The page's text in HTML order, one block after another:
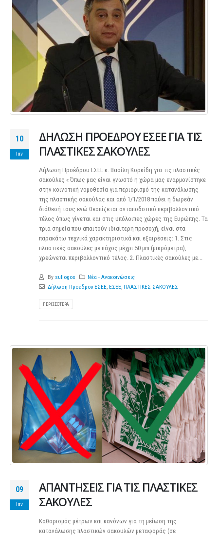
10
Ιαν
ΔΗΛΩΣΗ ΠΡΟΕΔΡΟΥ ΕΣΕΕ ΓΙΑ ΤΙΣ
ΠΛΑΣΤΙΚΕΣ ΣΑΚΟΥΛΕΣ
Δήλωση Προέδρου ΕΣΕΕ κ. Βασίλη Κορκίδη για τις πλαστικές
σακούλες « Όπως μας είναι γνωστό η χώρα μας εναρμονίστηκε
στην κοινοτική νομοθεσία για περιορισμό της κατανάλωσης
της πλαστικής σακούλας και από 1/1/2018 παύει η δωρεάν
διάθεσή τους ενώ θεσπίζεται ανταποδοτικό περιβαλλοντικό
τέλος όπως γίνεται και στις υπόλοιπες χώρες της Ευρώπης. Τα
τρία σημεία που απαιτούν ιδιαίτερη προσοχή, είναι στα
παρακάτω τεχνικά χαρακτηριστικά και εξαιρέσεις: 1. Στις
πλαστικές σακούλες με πάχος μέχρι 50 μm (μικρόμετρα),
χρεώνεται περιβαλλοντικό τέλος. 2. Πλαστικές σακούλες με...
By sullogos
Νέα - Ανακοινώσεις
Δήλωση Προέδρου ΕΣΕΕ, ΕΣΕΕ, ΠΛΑΣΤΙΚΕΣ ΣΑΚΟΥΛΕΣ
ΠΕΡΙΣΣΌΤΕΡΑ
09
Ιαν
ΑΠΑΝΤΗΣΕΙΣ ΓΙΑ ΤΙΣ ΠΛΑΣΤΙΚΕΣ
ΣΑΚΟΥΛΕΣ
Καθορισμός μέτρων και κανόνων για τη μείωση της
κατανάλωσης πλαστικών σακουλών μεταφοράς (σε